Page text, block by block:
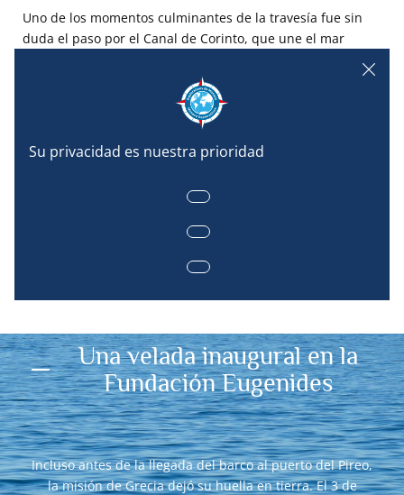
Uno de los momentos culminantes de la travesía fue sin
duda el paso por el Canal de Corinto, que une el mar
Entre sus escarpados acantilados, el MODX 70-01 se
deslizó lentamente por este espectacular corredor de seis
kilómetros. Unas horas más tarde, el barco de la misión
llegó a Atenas, completando su primera gran navegación
Una velada inaugural en la
Fundación Eugenides
Incluso antes de la llegada del barco al puerto del Pireo,
la misión de Grecia dejó su huella en tierra. El 3 de